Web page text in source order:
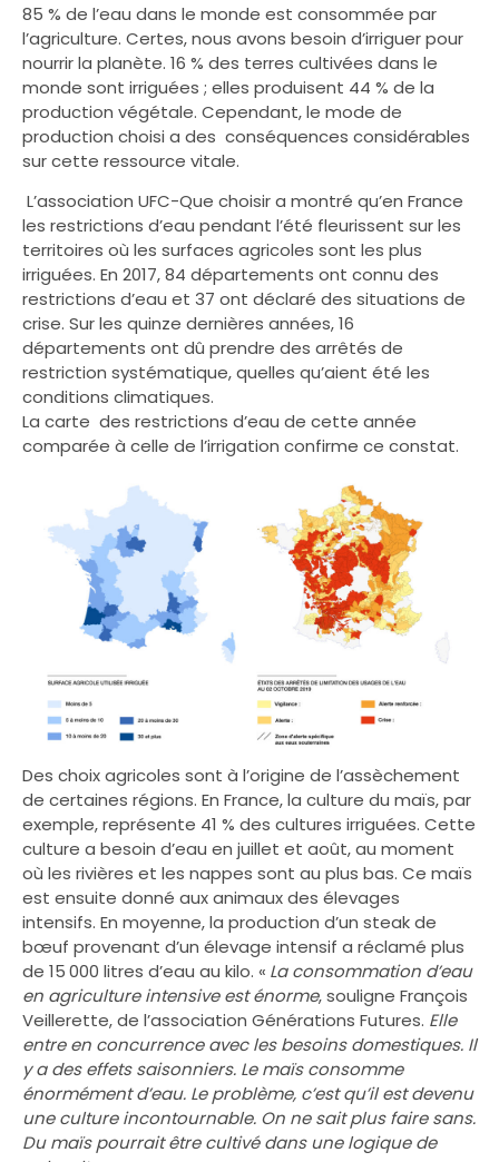
85 % de l’eau dans le monde est consommée par
l’agriculture. Certes, nous avons besoin d’irriguer pour
nourrir la planète. 16 % des terres cultivées dans le
monde sont irriguées ; elles produisent 44 % de la
production végétale. Cependant, le mode de
production choisi a des conséquences considérables
sur cette ressource vitale.
L’association UFC-Que choisir a montré qu’en France
les restrictions d’eau pendant l’été fleurissent sur les
territoires où les surfaces agricoles sont les plus
irriguées. En 2017, 84 départements ont connu des
restrictions d’eau et 37 ont déclaré des situations de
crise. Sur les quinze dernières années, 16
départements ont dû prendre des arrêtés de
restriction systématique, quelles qu’aient été les
conditions climatiques.
La carte des restrictions d’eau de cette année
comparée à celle de l’irrigation confirme ce constat.
Des choix agricoles sont à l’origine de l’assèchement
de certaines régions. En France, la culture du maïs, par
exemple, représente 41 % des cultures irriguées. Cette
culture a besoin d’eau en juillet et août, au moment
où les rivières et les nappes sont au plus bas. Ce maïs
est ensuite donné aux animaux des élevages
intensifs. En moyenne, la production d’un steak de
bœuf provenant d’un élevage intensif a réclamé plus
de 15 000 litres d’eau au kilo. « La consommation d’eau
en agriculture intensive est énorme, souligne François
Veillerette, de l’association Générations Futures. Elle
entre en concurrence avec les besoins domestiques. Il
y a des effets saisonniers. Le maïs consomme
énormément d’eau. Le problème, c’est qu’il est devenu
une culture incontournable. On ne sait plus faire sans.
Du maïs pourrait être cultivé dans une logique de